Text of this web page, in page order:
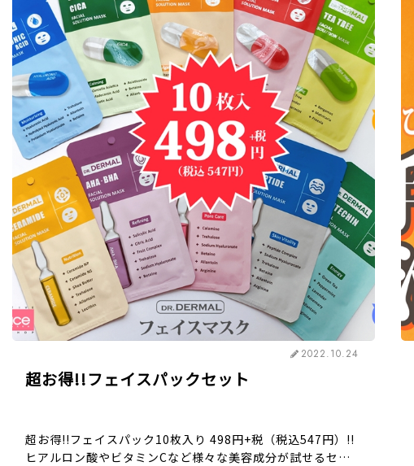
2022.10.24
超お得!!フェイスパックセット
超お得!!フェイスパック10枚入り 498円+税（税込547円）!!
ヒアルロン酸やビタミンCなど様々な美容成分が試せるセッ